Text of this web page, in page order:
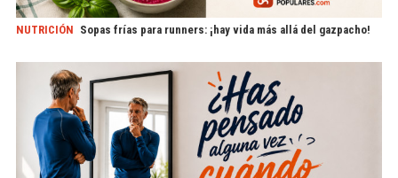
NUTRICIÓN Sopas frías para runners: ¡hay vida más allá del gazpacho!